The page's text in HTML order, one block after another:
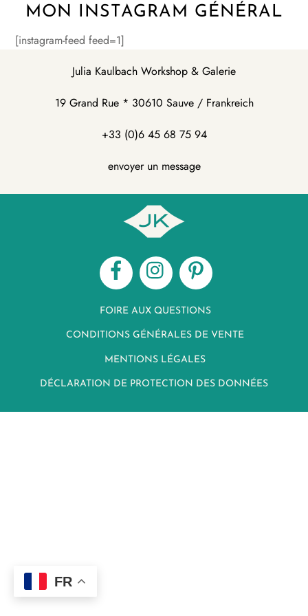
content
MON INSTAGRAM GÉNÉRAL
[instagram-feed feed=1]
FR
Julia Kaulbach Workshop & Galerie
19 Grand Rue * 30610 Sauve / Frankreich
+33 (0)6 45 68 75 94
envoyer un message
Facebook Instagram
FOIRE AUX QUESTIONS
CONDITIONS GÉNÉRALES DE VENTE
MENTIONS LÉGALES
DÉCLARATION DE PROTECTION DES DONNÉES